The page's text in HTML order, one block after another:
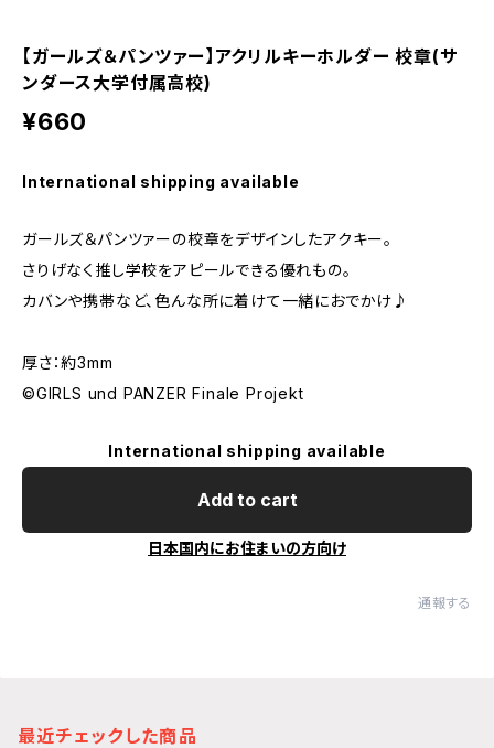
【ガールズ＆パンツァー】アクリルキーホルダー 校章(サ
ンダース大学付属高校)
¥660
International shipping available
ガールズ＆パンツァーの校章をデザインしたアクキー。
さりげなく推し学校をアピールできる優れもの。
カバンや携帯など、色んな所に着けて一緒におでかけ♪
厚さ：約3mm
©GIRLS und PANZER Finale Projekt
International shipping available
Add to cart
日本国内にお住まいの方向け
通報する
最近チェックした商品